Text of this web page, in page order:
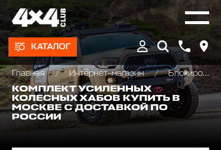
КАТАЛОГ
Главная Интернет-магазин
Блокировки дифференциала, Хабы колесные
КОМПЛЕКТ УСИЛЕННЫХ
КОЛЕСНЫХ ХАБОВ КУПИТЬ В
МОСКВЕ С ДОСТАВКОЙ ПО
РОССИИ